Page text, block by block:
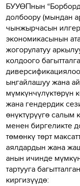
БУУӨПнын
долбоору (мындан
чынжырчасын
экономикасынын
жогорулатуу
колдоого
ыңгайлашуу жана
мүмкүнчүлүктөрүн
жана гендердик
өнүктүрүүгө
менен биргеликте
төмөнкү төрт
аялдардын жана
анын ичинде
тартууга
киргизүүдө: